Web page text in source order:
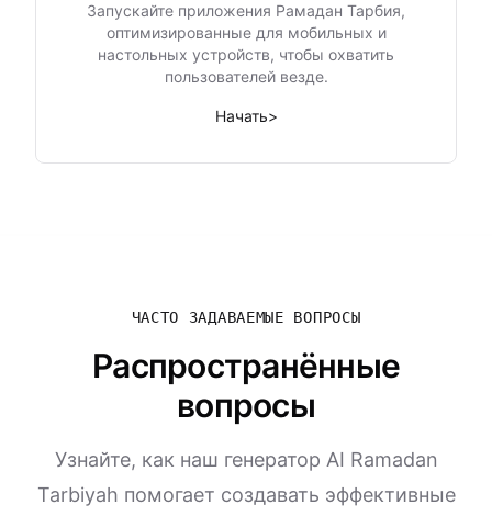
Запускайте приложения Рамадан Тарбия,
оптимизированные для мобильных и
настольных устройств, чтобы охватить
пользователей везде.
Начать>
ЧАСТО ЗАДАВАЕМЫЕ ВОПРОСЫ
Распространённые
вопросы
Узнайте, как наш генератор AI Ramadan
Tarbiyah помогает создавать эффективные